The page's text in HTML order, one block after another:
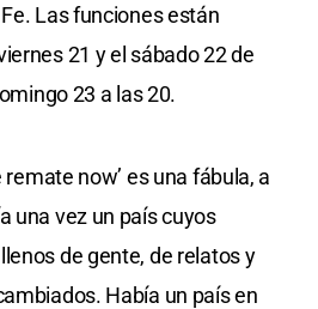
Las funciones están
21 y el sábado 22 de
23 a las 20.
remate now’ es una fábula, a
una vez un país cuyos
de gente, de relatos y
Había un país en